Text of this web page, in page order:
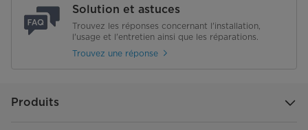
Solution et astuces
Trouvez les réponses concernant l'installation,
l'usage et l'entretien ainsi que les réparations.
Trouvez une réponse
Produits